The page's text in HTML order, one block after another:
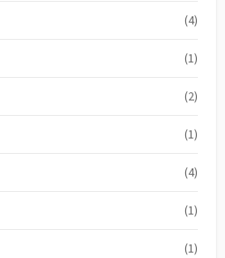
(4)
(1)
(2)
(1)
(4)
(1)
(1)